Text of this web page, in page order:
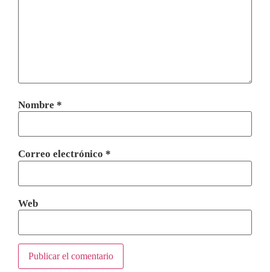
Nombre *
Correo electrónico *
Web